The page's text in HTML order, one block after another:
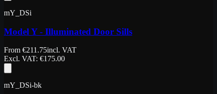
mY_DSi
Model Y - Illuminated Door Sills
From €211.75incl. VAT
Excl. VAT: €175.00
mY_DSi-bk